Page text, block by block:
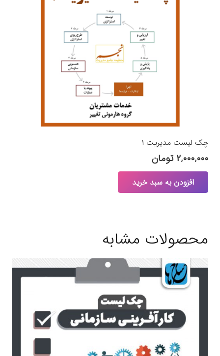
چک لیست‌ مدیریت ۱
۲,۰۰۰,۰۰۰ تومان
افزودن به سبد خرید
محصولات مشابه